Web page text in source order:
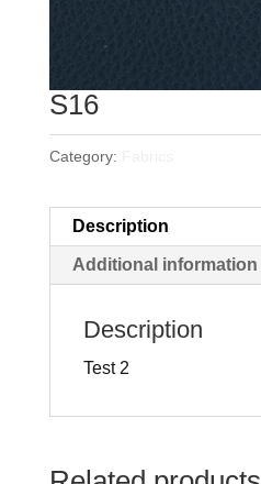
S16
Category:
Description
Additional information
Description
Test 2